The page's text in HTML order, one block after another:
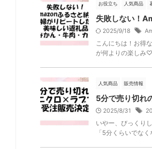
お役立ち 人気商品
失敗しない！
2025/9/18
こんにちは！お得
が何よりの楽しみ
人気商品 販売情報
5分で売り切れ
2025/8/31
いやー、びっくり
「5分くらいでな